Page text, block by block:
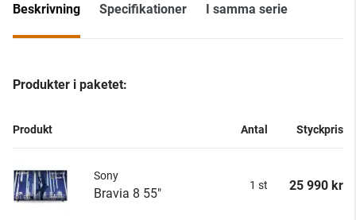
Beskrivning Specifikationer I samma serie
Produkter i paketet:
Produkt Antal Styckpris
Sony
Bravia 8 55"
1 st 25 990 kr